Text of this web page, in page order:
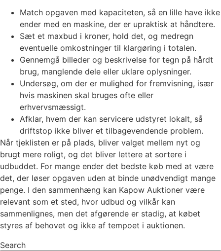
Match opgaven med kapaciteten, så en lille have ikke
ender med en maskine, der er upraktisk at håndtere.
Sæt et maxbud i kroner, hold det, og medregn
eventuelle omkostninger til klargøring i totalen.
Gennemgå billeder og beskrivelse for tegn på hårdt
brug, manglende dele eller uklare oplysninger.
Undersøg, om der er mulighed for fremvisning, især
hvis maskinen skal bruges ofte eller
erhvervsmæssigt.
Afklar, hvem der kan servicere udstyret lokalt, så
driftstop ikke bliver et tilbagevendende problem.
Når tjeklisten er på plads, bliver valget mellem nyt og
brugt mere roligt, og det bliver lettere at sortere i
udbuddet. For mange ender det bedste køb med at være
det, der løser opgaven uden at binde unødvendigt mange
penge. I den sammenhæng kan Kapow Auktioner være
relevant som et sted, hvor udbud og vilkår kan
sammenlignes, men det afgørende er stadig, at købet
styres af behovet og ikke af tempoet i auktionen.
Search